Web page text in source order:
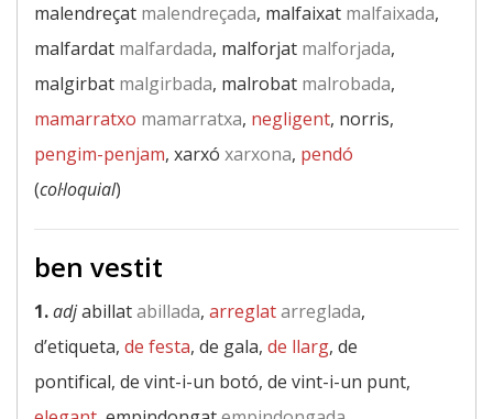
malendreçat malendreçada, malfaixat malfaixada,
malfardat malfardada, malforjat malforjada,
malgirbat malgirbada, malrobat malrobada,
mamarratxo mamarratxa, negligent, norris,
pengim-penjam, xarxó xarxona, pendó
(col·loquial)
ben vestit
1.adjabillatabillada, arreglatarreglada,
d’etiqueta, de festa, de gala, de llarg, de
pontifical, de vint-i-un botó, de vint-i-un punt,